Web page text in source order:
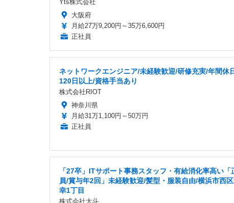
Yts株式会社
大阪府
月給27万9,200円～35万6,600円
正社員
ネットワークエンジニア/未経験歓迎/研修充実/年間休
120日以上/資格手当あり
株式会社RIOT
神奈川県
月給31万1,100円～50万円
正社員
「27卒」ITサポート事務スタッフ・有給消化率高い「
員/賞与年2回」未経験歓迎/髪型・服装自由/横浜市西
幸1丁目
株式会社大斗